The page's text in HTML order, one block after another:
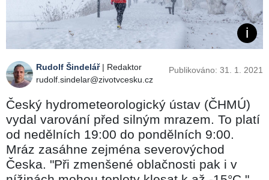
Rudolf Šindelář| Redaktor
rudolf.sindelar@zivotvcesku.cz
Publikováno: 31. 1. 2021
Český hydrometeorologický ústav (ČHMÚ)
vydal varování před silným mrazem. To platí
od nedělních 19:00 do pondělních 9:00.
Mráz zasáhne zejména severovýchod
Česka. "Při zmenšené oblačnosti pak i v